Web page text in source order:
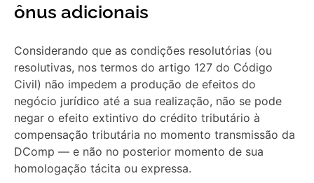
ônus adicionais
Considerando que as condições resolutórias (ou
resolutivas, nos termos do artigo 127 do Código
Civil) não impedem a produção de efeitos do
negócio jurídico até a sua realização, não se pode
negar o efeito extintivo do crédito tributário à
compensação tributária no momento transmissão da
DComp — e não no posterior momento de sua
homologação tácita ou expressa.